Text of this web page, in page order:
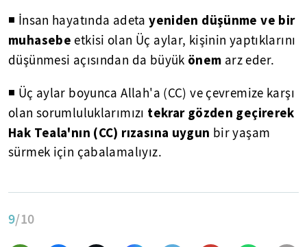
◾ İnsan hayatında adetayeniden düşünme ve bir
muhasebe etkisi olan Üç aylar, kişinin yaptıklarını
düşünmesi açısından da büyük önem arz eder.
◾ Üç aylar boyunca Allah'a (CC) ve çevremize karşı
olan sorumluluklarımızı tekrar gözden geçirerek
Hak Teala'nın (CC) rızasına uygun bir yaşam
sürmek için çabalamalıyız.
9/10